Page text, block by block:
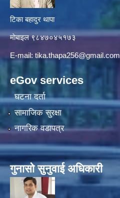
टिका बहादुर थापा
माे‍बाइल ९८४७०४५१७३
E-mail: tika.thapa256@gmail.com
eGov services
घटना दर्ता
सामाजिक सुरक्षा
नागरिक वडापत्र
गुनासाे सुनुवाई अधिकारी